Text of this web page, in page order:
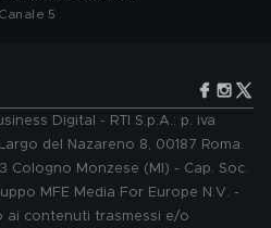
5
Digital - RTI S.p.A.: p. iva
del Nazareno 8, 00187 Roma.
Cologno Monzese (MI) - Cap. Soc.
MFE Media For Europe N.V. -
ai contenuti trasmessi e/o